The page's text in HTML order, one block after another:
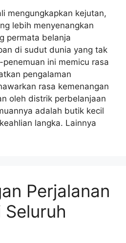
mengungkapkan kejutan,
lebih menyenangkan
permata belanja
di sudut dunia yang tak
ini memicu rasa
pengalaman
rasa kemenangan
oleh distrik perbelanjaan
adalah butik kecil
langka. Lainnya
Perjalanan
Seluruh